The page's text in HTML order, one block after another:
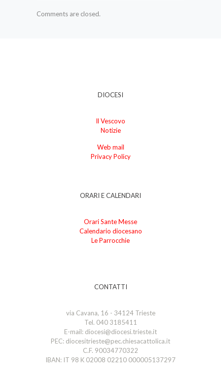
Comments are closed.
DIOCESI
Il Vescovo
Notizie
Web mail
Privacy Policy
ORARI E CALENDARI
Orari Sante Messe
Calendario diocesano
Le Parrocchie
CONTATTI
via Cavana, 16 - 34124 Trieste
Tel. 040 3185411
E-mail: diocesi@diocesi.trieste.it
PEC: diocesitrieste@pec.chiesacattolica.it
C.F. 90034770322
IBAN: IT 98 K 02008 02210 000005137297